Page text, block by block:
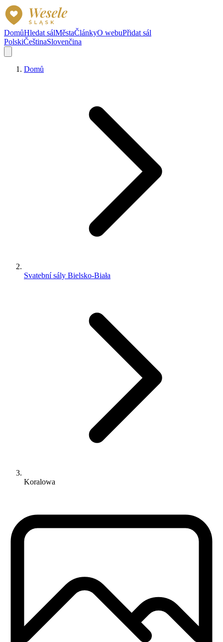
DomůHledat sálMěstaČlánkyO webuPřidat sál
PolskiČeštinaSlovenčina
Domů
Svatební sály Bielsko-Biała
Koralowa